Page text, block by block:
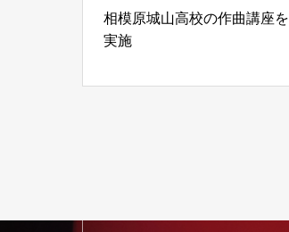
相模原城山高校の作曲講座を
実施